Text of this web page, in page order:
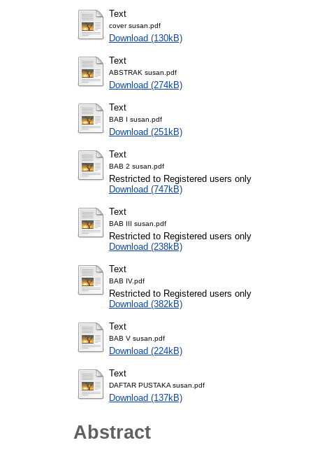
Text
cover susan.pdf
Download (130kB)
Text
ABSTRAK susan.pdf
Download (274kB)
Text
BAB I susan.pdf
Download (251kB)
Text
BAB 2 susan.pdf
Restricted to Registered users only
Download (747kB)
Text
BAB III susan.pdf
Restricted to Registered users only
Download (238kB)
Text
BAB IV.pdf
Restricted to Registered users only
Download (382kB)
Text
BAB V susan.pdf
Download (224kB)
Text
DAFTAR PUSTAKA susan.pdf
Download (137kB)
Abstract